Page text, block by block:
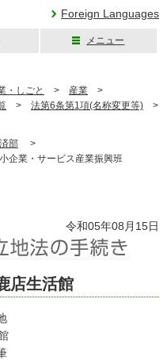
Foreign Languages
メニュー
・しごと > 産業 >
> 法第6条第1項(名称変更等) >
部 >
企業・サービス産業振興班
令和05年08月15日
店生活館